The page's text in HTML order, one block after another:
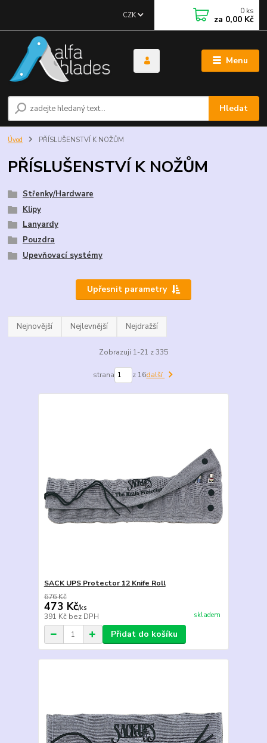
Menu
CZK
Hledat
0 ks
za 0,00 Kč
Úvod PŘÍSLUŠENSTVÍ K NOŽŮM
PŘÍSLUŠENSTVÍ K NOŽŮM
Střenky/Hardware
Klipy
Lanyardy
Pouzdra
Upevňovací systémy
Upřesnit parametry
Nejnovější Nejlevnější Nejdražší
Zobrazuji 1-21 z 335
strana z 16další
SACK UPS Protector 12 Knife Roll
676 Kč
473 Kč/ks
391 Kč bez DPH skladem
Přidat do košíku